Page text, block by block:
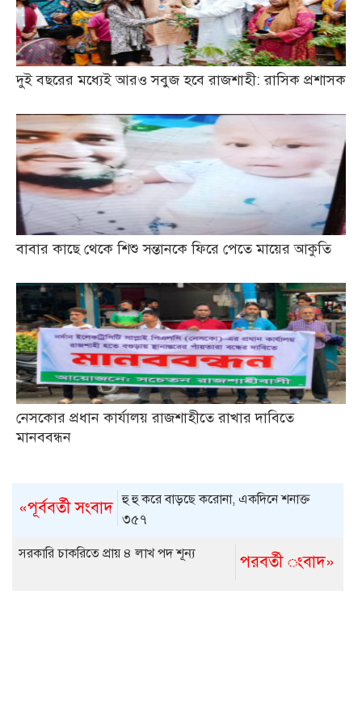
দুই বছরের মধ্যেই আরও সবুজ হবে রাজশাহী: রাসিক প্রশাসক
বাবার কাছে থেকে শিশু সন্তানকে ফিরে পেতে মায়ের আকুতি
নেসকোর প্রধান কার্যালয় রাজশাহীতে রাখার দাবিতে
মানববন্ধন
«পূর্ববর্তী সংবাদ হু হু করে বাড়ছে করোনা, একদিনে শনাক্ত
৩৫৭
পরবর্তী ংবাদ»
সরকারি চাকরিতে প্রায় ৪ লাখ পদ শূন্য